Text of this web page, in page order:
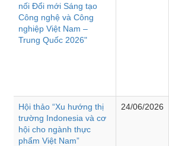
nối Đổi mới Sáng tạo
Công nghệ và Công
nghiệp Việt Nam –
Trung Quốc 2026"
Hội thảo “Xu hướng thị
trường Indonesia và cơ
hội cho ngành thực
phẩm Việt Nam”
24/06/2026